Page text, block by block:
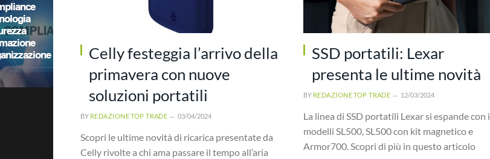
Celly festeggia l’arrivo della
primavera con nuove
soluzioni portatili
BY REDAZIONE TOP TRADE 03/04/2024
Scopri le ultime novità di ricarica presentate da
Celly rivolte a chi ama passare il tempo all’aria
SSD portatili: Lexar
presenta le ultime novità
BY REDAZIONE TOP TRADE 12/03/2024
La linea di SSD portatili Lexar si espande con i
modelli SL500, SL500 con kit magnetico e
Armor700. Scopri di più in questo articolo